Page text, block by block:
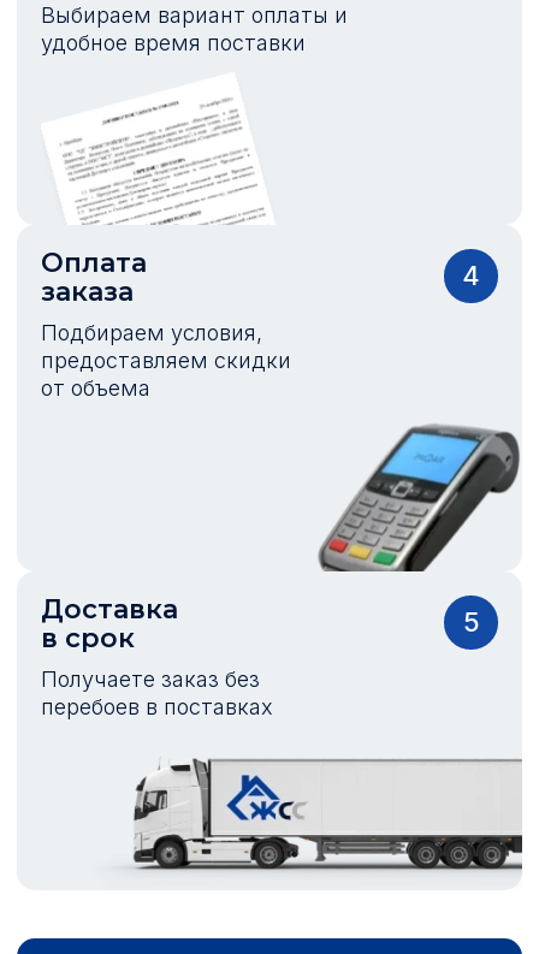
Выбираем вариант оплаты и
удобное время поставки
Оплата
заказа
Подбираем условия,
предоставляем скидки
от объема
4
Доставка
в срок
Получаете заказ без
перебоев в поставках
5